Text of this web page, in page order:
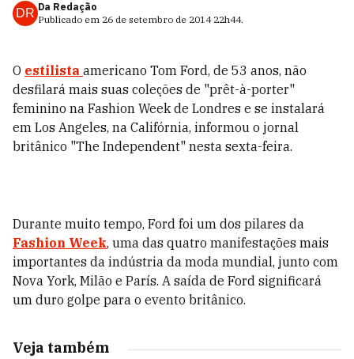
DR Da Redação
Publicado em 26 de setembro de 2014 22h44.
O estilista americano Tom Ford, de 53 anos, não
desfilará mais suas coleções de "prêt-à-porter"
feminino na Fashion Week de Londres e se instalará
em Los Angeles, na Califórnia, informou o jornal
britânico "The Independent" nesta sexta-feira.
Durante muito tempo, Ford foi um dos pilares da
Fashion Week, uma das quatro manifestações mais
importantes da indústria da moda mundial, junto com
Nova York, Milão e París. A saída de Ford significará
um duro golpe para o evento britânico.
Veja também